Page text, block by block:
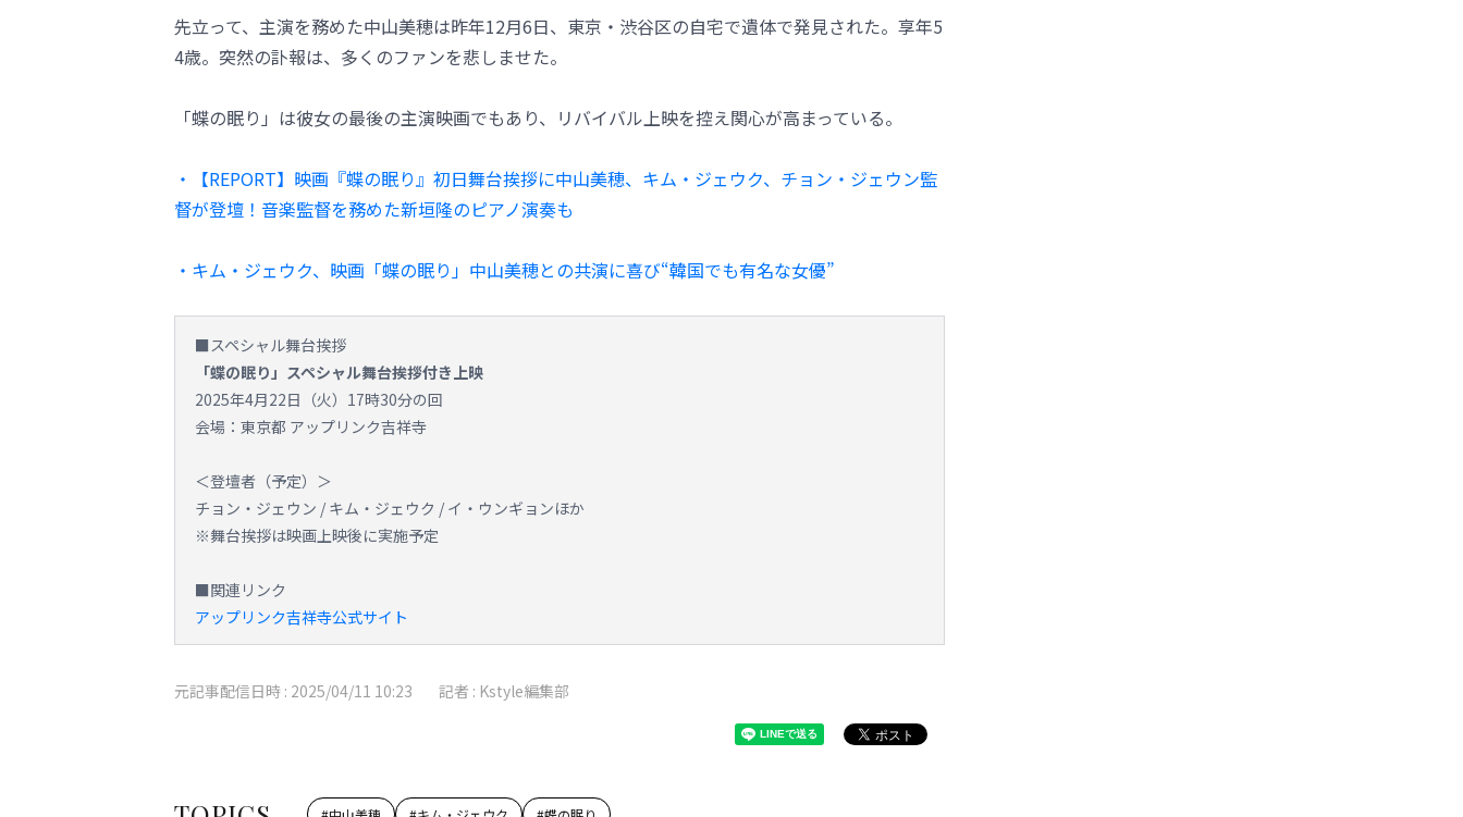
先立って、主演を務めた中山美穂は昨年12月6日、東京・渋谷区の自宅で遺体で発見された。享年5
4歳。突然の訃報は、多くのファンを悲しませた。
「蝶の眠り」は彼女の最後の主演映画でもあり、リバイバル上映を控え関心が高まっている。
・【REPORT】映画『蝶の眠り』初日舞台挨拶に中山美穂、キム・ジェウク、チョン・ジェウン監
督が登壇！音楽監督を務めた新垣隆のピアノ演奏も
・キム・ジェウク、映画「蝶の眠り」中山美穂との共演に喜び“韓国でも有名な女優”
■スペシャル舞台挨拶
「蝶の眠り」スペシャル舞台挨拶付き上映
2025年4月22日（火）17時30分の回
会場：東京都 アップリンク吉祥寺
＜登壇者（予定）＞
チョン・ジェウン / キム・ジェウク / イ・ウンギョンほか
※舞台挨拶は映画上映後に実施予定
■関連リンク
アップリンク吉祥寺公式サイト
元記事配信日時 : 2025/04/11 10:23 記者 : Kstyle編集部